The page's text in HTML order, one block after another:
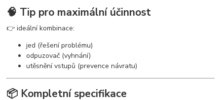
🧠 Tip pro maximální účinnost
👉 ideální kombinace:
jed (řešení problému)
odpuzovač (vyhnání)
utěsnění vstupů (prevence návratu)
📦 Kompletní specifikace